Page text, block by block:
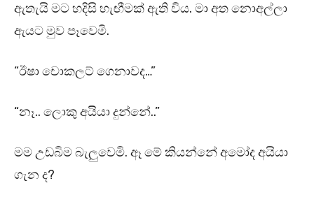
ඇතැයි මට හදිසි හැඟීමක් ඇති විය. මා අත නොඅල්ලා
ඇයට මුව පෑවෙමි.
“ඊෂා චොකලට් ගෙනාවද…”
“නෑ.. ලොකු අයියා දුන්නේ..”
මම උඩබිම බැලුවෙමි. ඈ මේ කියන්නේ අමෝද අයියා
ගැන ද?